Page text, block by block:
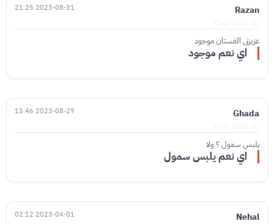
Razan
2023-08-31 21:25
عزيزتي الفستان موجود
اي نعم موجود
Ghada
2023-08-29 15:46
يلبس سمول ؟ ولا
اي نعم يلبس سمول
Nehal
2023-04-01 02:12